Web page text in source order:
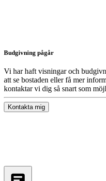
Budgivning pågår
Vi har haft visningar och
att se bostaden eller få mer
kontaktar vi dig så snart som
Kontakta mig